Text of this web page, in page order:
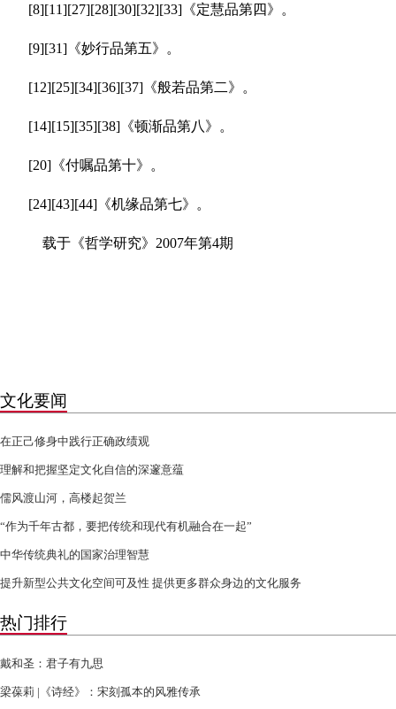
[8][11][27][28][30][32][33]《定慧品第四》。
[9][31]《妙行品第五》。
[12][25][34][36][37]《般若品第二》。
[14][15][35][38]《顿渐品第八》。
[20]《付嘱品第十》。
[24][43][44]《机缘品第七》。
载于《哲学研究》2007年第4期
文化要闻
在正己修身中践行正确政绩观
理解和把握坚定文化自信的深邃意蕴
儒风渡山河，高楼起贺兰
“作为千年古都，要把传统和现代有机融合在一起”
中华传统典礼的国家治理智慧
提升新型公共文化空间可及性 提供更多群众身边的文化服务
热门排行
戴和圣：君子有九思
梁葆莉 |《诗经》：宋刻孤本的风雅传承